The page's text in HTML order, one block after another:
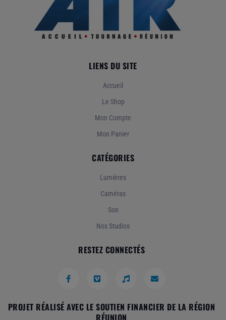
LIENS DU SITE
Accueil
Le Shop
Mon Compte
Mon Panier
CATÉGORIES
Lumières
Caméras
Son
Nos Studios
RESTEZ CONNECTÉS
PROJET RÉALISÉ AVEC LE SOUTIEN FINANCIER DE LA RÉGION